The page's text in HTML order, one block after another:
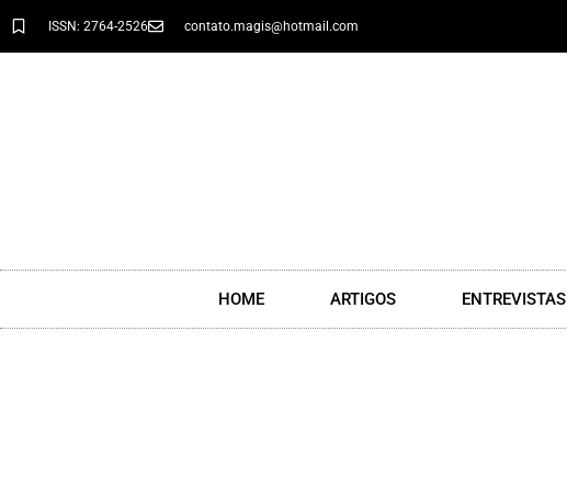
ISSN: 2764-2526 contato.magis@hotmail.com
HOME ARTIGOS ENTREVISTAS